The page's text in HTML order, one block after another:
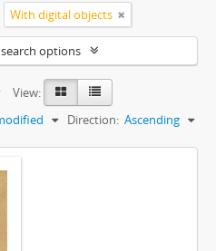
With digital objects
options
View:
Direction: Ascending